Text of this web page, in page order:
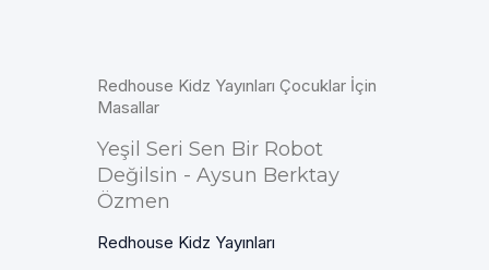
Redhouse Kidz Yayınları Çocuklar İçin
Masallar
Yeşil Seri Sen Bir Robot
Değilsin - Aysun Berktay
Özmen
Redhouse Kidz Yayınları